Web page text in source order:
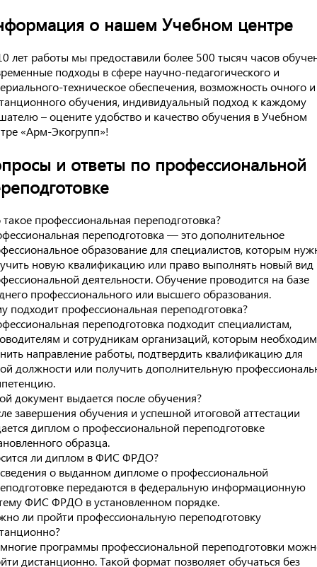
о нашем Учебном центре
лет работы мы предоставили более 500 тысяч часов
подходы в сфере научно-педагогического и
техническое обеспечения, возможность очного и
обучения, индивидуальный подход к каждому
– оцените удобство и качество обучения в Учебном
«Арм-Экогрупп»!
и ответы по профессиональной
профессиональная переподготовка?
переподготовка — это дополнительное
образование для специалистов, которым
новую квалификацию или право выполнять новый вид
деятельности. Обучение проводится на базе
профессионального или высшего образования.
подходит профессиональная переподготовка?
переподготовка подходит специалистам,
и сотрудникам организаций, которым
направление работы, подтвердить квалификацию для
должности или получить дополнительную
документ выдается после обучения?
завершения обучения и успешной итоговой аттестации
диплом о профессиональной переподготовке
образца.
ли диплом в ФИС ФРДО?
о выданном дипломе о профессиональной
передаются в федеральную информационную
ФИС ФРДО в установленном порядке.
ли пройти профессиональную переподготовку
программы профессиональной переподготовки
дистанционно. Такой формат позволяет обучаться без